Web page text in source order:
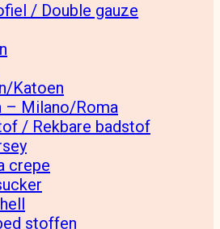
/ Double gauze
Katoen
– Milano/Roma
/ Rekbare badstof
crepe
stoffen